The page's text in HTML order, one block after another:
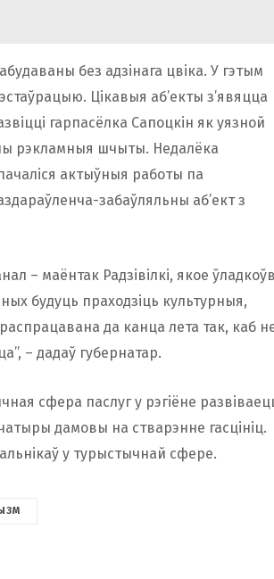
без адзінага цвіка. У гэтым
Цікавыя аб’екты з’явяцца
гарпасёлка Сапоцкін як уязной
рэкламныя шчыты. Недалёка
актыўныя работы па
забаўляльны аб’ект з
– маёнтак Радзівілкі, якое
будуць праходзіць культурныя,
да канца лета так, каб
– дадаў губернатар.
сфера паслуг у рэгіёне
дамовы на стварэнне гасцініц.
у турыстычнай сфере.